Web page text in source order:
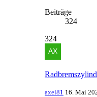
Beiträge
324
324
axel81 16. Mai